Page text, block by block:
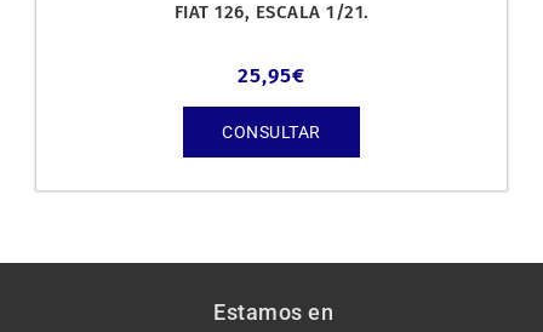
FIAT 126, ESCALA 1/21.
25,95€
CONSULTAR
Estamos en